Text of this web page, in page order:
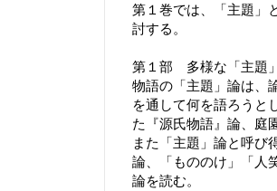
第１巻では、「主題」
討する。
第１部 多様な「主題
物語の「主題」論は、
を通して何を語ろうと
た『源氏物語』論、庭
また「主題」論と呼び
論、「もののけ」「人
論を読む。